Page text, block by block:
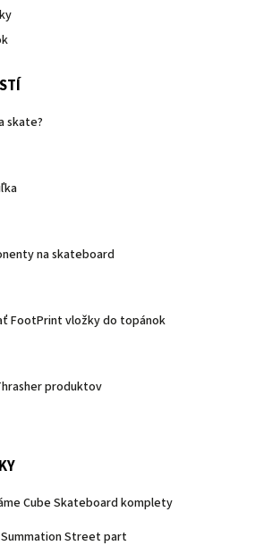
skate?
na skateboard
FootPrint vložky do topánok
produktov
Cube Skateboard komplety
Summation Street part